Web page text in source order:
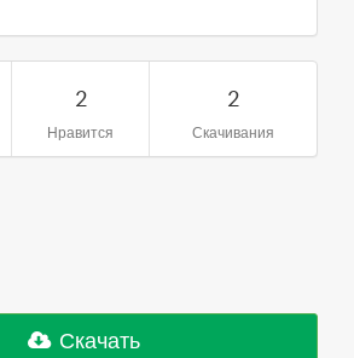
2
Нравится
2
Скачивания
Скачать